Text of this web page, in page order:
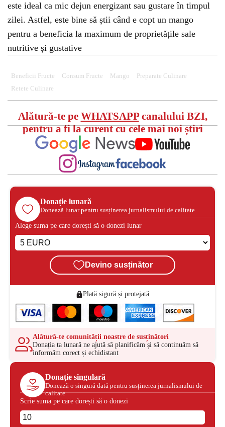
este ideal ca mic dejun energizant sau gustare în timpul
zilei. Astfel, este bine să știi când e copt un mango
pentru a beneficia la maximum de proprietățile sale
nutritive și gustative
Beneficii Fructe Consum Fructe Mango
Preparate Culinare
Retete Culinare
Alătură-te pe WHATSAPPcanalului BZI,
pentru a fi la curent cu cele mai noi știri
Donație lunară
Donează lunar pentru susținerea jurnalismului de calitate
Alege suma pe care dorești să o donezi lunar
Devino susținător
Plată sigură și protejată
Alătură-te comunității noastre de susținători
Donația ta lunară ne ajută să planificăm și să continuăm să
informăm corect și echidistant
Donație singulară
Donează o singură dată pentru susținerea jurnalismului de
calitate
Scrie suma pe care dorești să o donezi